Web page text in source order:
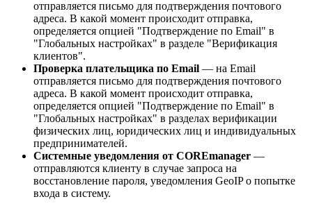
отправляется письмо для подтверждения почтового
адреса. В какой момент происходит отправка,
определяется опцией "Подтверждение по Email" в
"Глобальных настройках" в разделе "Верификация
клиентов".
Проверка плательщика по Email — на Email
отправляется письмо для подтверждения почтового
адреса. В какой момент происходит отправка,
определяется опцией "Подтверждение по Email" в
"Глобальных настройках" в разделах верификации
физических лиц, юридических лиц и индивидуальных
предпринимателей.
Системные уведомления от COREmanager —
отправляются клиенту в случае запроса на
восстановление пароля, уведомления GeoIP о попытке
входа в систему.